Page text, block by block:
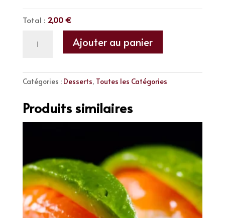
Total : 2,00 €
Coco
Ajouter au panier
Catégories : Desserts, Toutes les Catégories
Produits similaires